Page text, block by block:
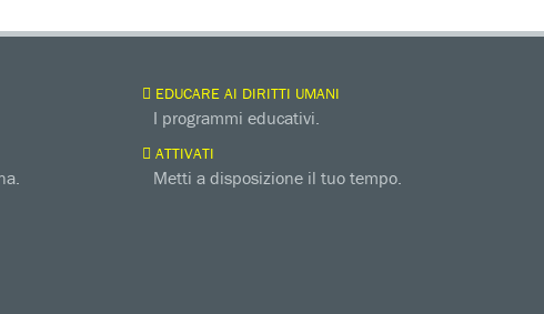
EDUCARE AI DIRITTI UMANI
I programmi educativi.
ATTIVATI
Metti a disposizione il tuo tempo.